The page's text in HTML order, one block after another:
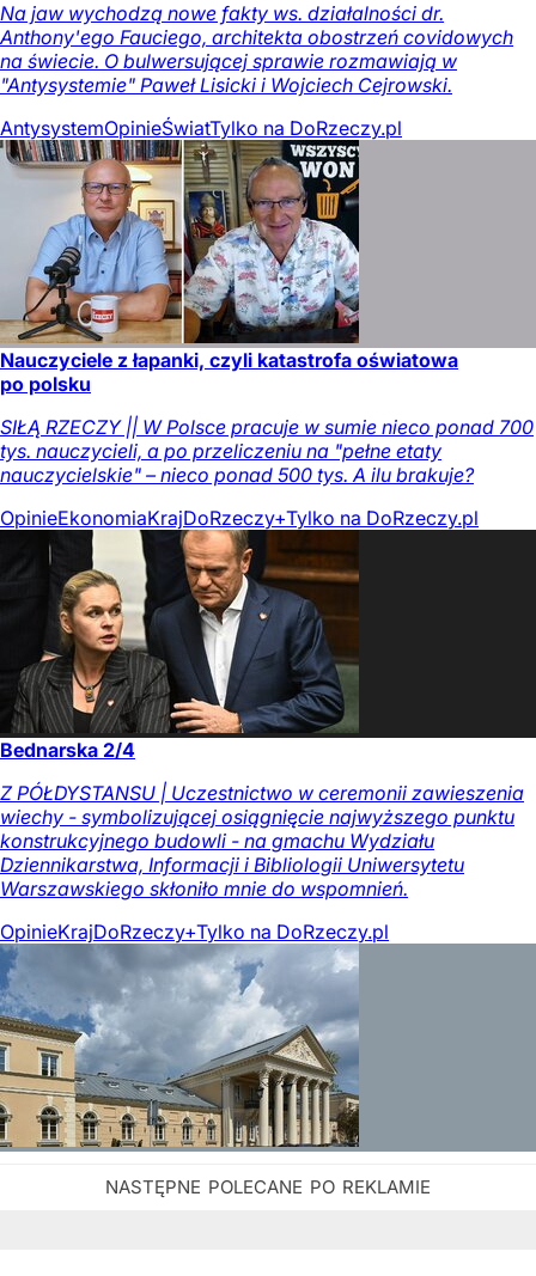
Na jaw wychodzą nowe fakty ws. działalności dr.
Anthony'ego Fauciego, architekta obostrzeń covidowych
na świecie. O bulwersującej sprawie rozmawiają w
"Antysystemie" Paweł Lisicki i Wojciech Cejrowski.
AntysystemOpinieŚwiatTylko na DoRzeczy.pl
Nauczyciele z łapanki, czyli katastrofa oświatowa
po polsku
SIŁĄ RZECZY || W Polsce pracuje w sumie nieco ponad 700
tys. nauczycieli, a po przeliczeniu na "pełne etaty
nauczycielskie" – nieco ponad 500 tys. A ilu brakuje?
OpinieEkonomiaKrajDoRzeczy+Tylko na DoRzeczy.pl
Bednarska 2/4
Z PÓŁDYSTANSU | Uczestnictwo w ceremonii zawieszenia
wiechy - symbolizującej osiągnięcie najwyższego punktu
konstrukcyjnego budowli - na gmachu Wydziału
Dziennikarstwa, Informacji i Bibliologii Uniwersytetu
Warszawskiego skłoniło mnie do wspomnień.
OpinieKrajDoRzeczy+Tylko na DoRzeczy.pl